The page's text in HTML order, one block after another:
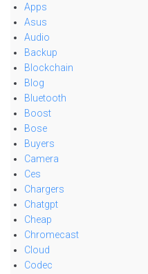
Apps
Asus
Audio
Backup
Blockchain
Blog
Bluetooth
Boost
Bose
Buyers
Camera
Ces
Chargers
Chatgpt
Cheap
Chromecast
Cloud
Codec